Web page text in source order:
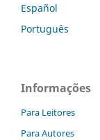
Español
Português
Informações
Para Leitores
Para Autores